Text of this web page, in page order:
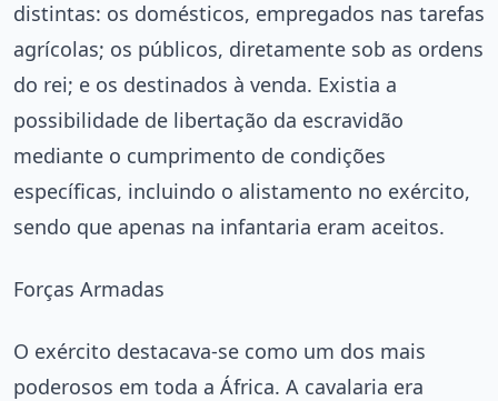
distintas: os domésticos, empregados nas tarefas
agrícolas; os públicos, diretamente sob as ordens
do rei; e os destinados à venda. Existia a
possibilidade de libertação da escravidão
mediante o cumprimento de condições
específicas, incluindo o alistamento no exército,
sendo que apenas na infantaria eram aceitos.
Forças Armadas
O exército destacava-se como um dos mais
poderosos em toda a África. A cavalaria era